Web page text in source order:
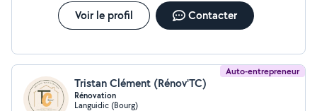
Voir le profil Contacter
Auto-entrepreneur
Tristan Clément (Rénov'TC)
Rénovation
Languidic (Bourg)